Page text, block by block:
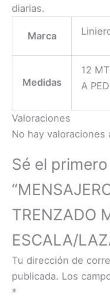
diarias.
Marca
Medidas
12
A
Valoraciones
No hay valoraciones
Sé el
TRENZADO
ESCALA/
Tu dirección de
publicada. Los
*